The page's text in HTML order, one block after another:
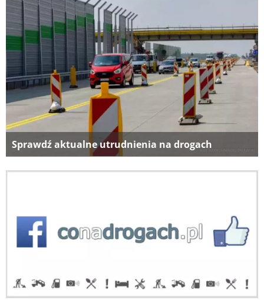
Sprawdź aktualne utrudnienia na drogach